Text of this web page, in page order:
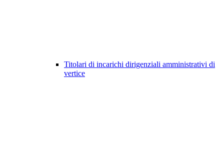
Titolari di incarichi dirigenziali amministrativi di
vertice